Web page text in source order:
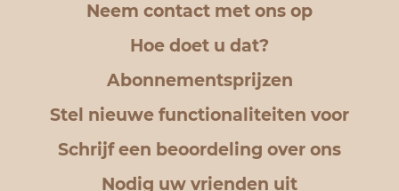
Neem contact met ons op
Hoe doet u dat?
Abonnementsprijzen
Stel nieuwe functionaliteiten voor
Schrijf een beoordeling over ons
Nodig uw vrienden uit